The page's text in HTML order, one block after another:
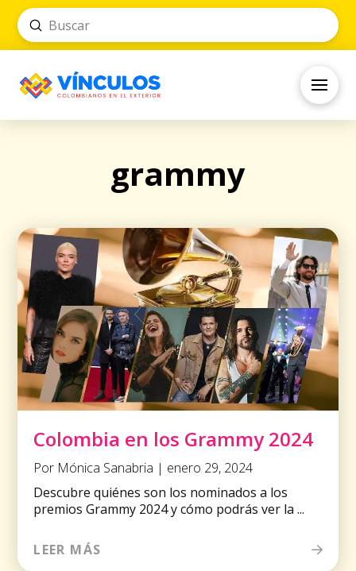
Search
Submit
grammy
Colombia en los Grammy 2024
Por Mónica Sanabria | enero 29, 2024
Descubre quiénes son los nominados a los
premios Grammy 2024 y cómo podrás ver la ...
LEER MÁS